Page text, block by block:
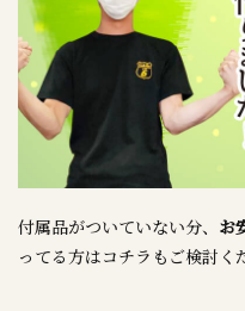
付属品がついていない分、 お
ってる方はコチラもご検討く